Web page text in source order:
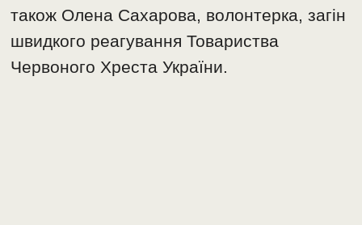
також Олена Сахарова, волонтерка, загін
швидкого реагування Товариства
Червоного Хреста України.